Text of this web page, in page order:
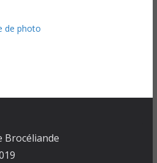
de photo
Brocéliande